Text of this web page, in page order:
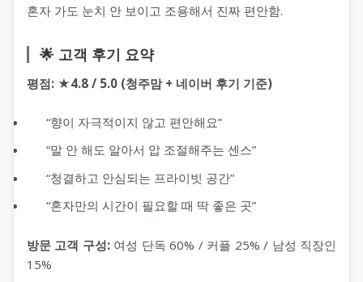
혼자 가도 눈치 안 보이고 조용해서 진짜 편안함.
🌟 고객 후기 요약
평점: ★4.8 / 5.0 (청주맘 + 네이버 후기 기준)
“향이 자극적이지 않고 편안해요”
“말 안 해도 알아서 압 조절해주는 센스”
“청결하고 안심되는 프라이빗 공간”
“혼자만의 시간이 필요할 때 딱 좋은 곳”
방문 고객 구성:여성 단독 60% / 커플 25% / 남성 직장인
15%